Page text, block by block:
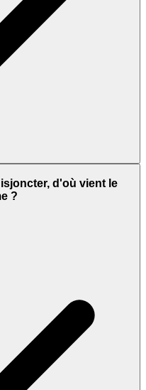
d'où vient le
?